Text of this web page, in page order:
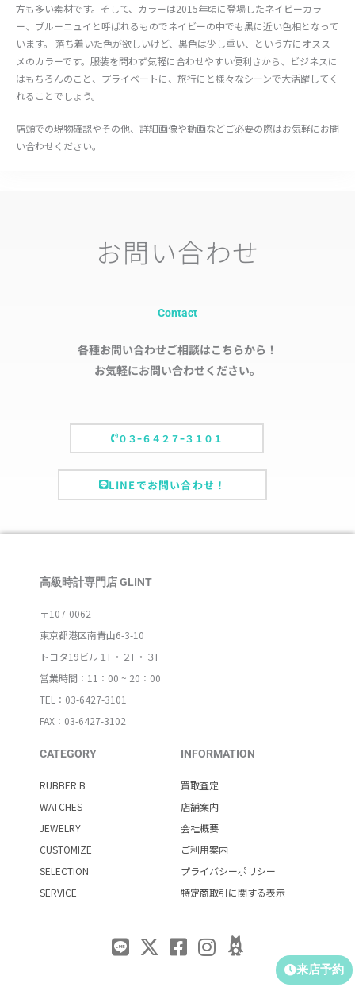
方も多い素材です。そして、カラーは2015年頃に登場したネイビーカラ
ー、ブルーニュイと呼ばれるものでネイビーの中でも黒に近い色相となって
います。 落ち着いた色が欲しいけど、黒色は少し重い、という方にオスス
メのカラーです。服装を問わず気軽に合わせやすい便利さから、ビジネスに
はもちろんのこと、プライベートに、旅行にと様々なシーンで大活躍してく
れることでしょう。
店頭での現物確認やその他、詳細画像や動画などご必要の際はお気軽にお問
い合わせください。
お問い合わせ
Contact
各種お問い合わせご相談はこちらから！
お気軽にお問い合わせください。
０３ｰ６４２７ｰ３１０１
LINEでお問い合わせ！
高級時計専門店 GLINT
〒107-0062
東京都港区南青山6-3-10
トヨタ19ビル１F・２F・３F
営業時間：11：00 ~ 20：00
TEL：03-6427-3101
FAX：03-6427-3102
CATEGORY
RUBBER B
WATCHES
JEWELRY
CUSTOMIZE
SELECTION
SERVICE
INFORMATION
買取査定
店舗案内
会社概要
ご利用案内
プライバシーポリシー
特定商取引に関する表示
来店予約